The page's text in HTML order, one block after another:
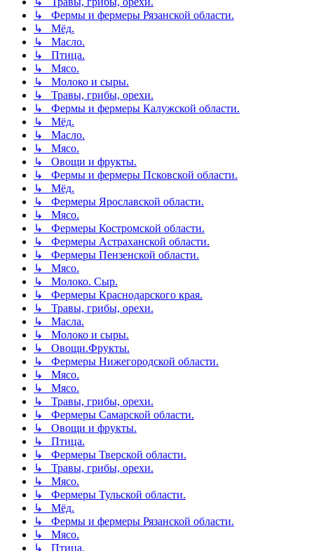
↳ Фермы и фермеры Рязанской области.
↳ Мёд.
↳ Масло.
↳ Птица.
↳ Мясо.
↳ Молоко и сыры.
↳ Травы, грибы, орехи.
↳ Фермы и фермеры Калужской области.
↳ Мёд.
↳ Масло.
↳ Мясо.
↳ Овощи и фрукты.
↳ Фермы и фермеры Псковской области.
↳ Мёд.
↳ Фермеры Ярославской области.
↳ Мясо.
↳ Фермеры Костромской области.
↳ Фермеры Астраханской области.
↳ Фермеры Пензенской области.
↳ Мясо.
↳ Молоко. Сыр.
↳ Фермеры Краснодарского края.
↳ Травы, грибы, орехи.
↳ Масла.
↳ Молоко и сыры.
↳ Овощи.Фрукты.
↳ Фермеры Нижегородской области.
↳ Мясо.
↳ Мясо.
↳ Травы, грибы, орехи.
↳ Фермеры Самарской области.
↳ Овощи и фрукты.
↳ Птица.
↳ Фермеры Тверской области.
↳ Травы, грибы, орехи.
↳ Мясо.
↳ Фермеры Тульской области.
↳ Мёд.
↳ Фермы и фермеры Рязанской области.
↳ Мясо.
↳ Птица.